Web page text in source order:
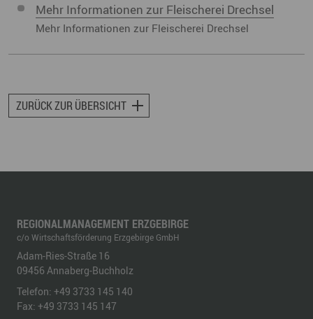
Mehr Informationen zur Fleischerei Drechsel
Mehr Informationen zur Fleischerei Drechsel
ZURÜCK ZUR ÜBERSICHT
REGIONALMANAGEMENT ERZGEBIRGE
c/o Wirtschaftsförderung Erzgebirge GmbH
Adam-Ries-Straße 16
09456 Annaberg-Buchholz
Telefon: +49 3733 145 140
Fax: +49 3733 145 147